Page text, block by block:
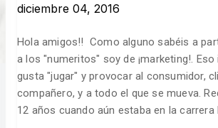
diciembre 04, 2016
Hola amigos!! Como alguno sabéis a
a los "numeritos" soy de ¡marketing!.
gusta "jugar" y provocar al consumidor,
compañero, y a todo el que se mueva.
12 años cuando aún estaba en la carrera